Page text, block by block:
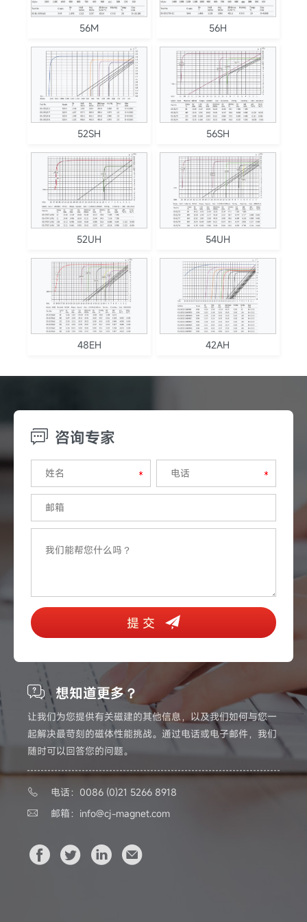
56M 56H
52SH 56SH
52UH 54UH
48EH 42AH
咨询专家
提 交
想知道更多？
让我们为您提供有关磁建的其他信息，以及我们如何与您一
起解决最苛刻的磁体性能挑战。通过电话或电子邮件，我们
随时可以回答您的问题。
电话：0086 (0)21 5266 8918
邮箱： info@cj-magnet.com